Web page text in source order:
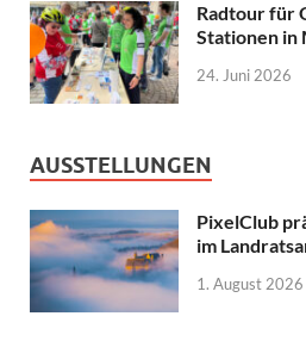
Radtour für
Stationen in
24. Juni 2026
AUSSTELLUNGEN
PixelClub
im
1. August 2026